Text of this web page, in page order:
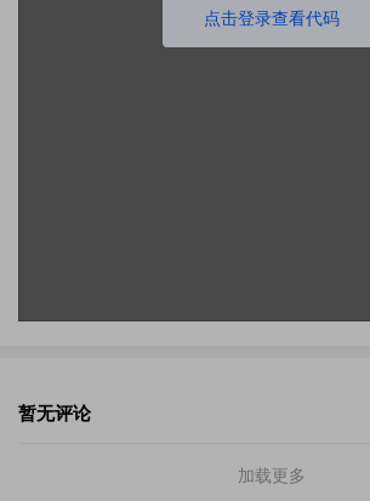
点击登录查看代码
暂无评论
加载更多